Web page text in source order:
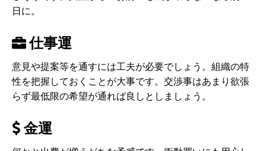
日に。
仕事運
意見や提案等を通すには工夫が必要でしょう。組織の特
性を把握しておくことが大事です。交渉事はあまり欲張
らず最低限の希望が通れば良しとしましょう。
金運